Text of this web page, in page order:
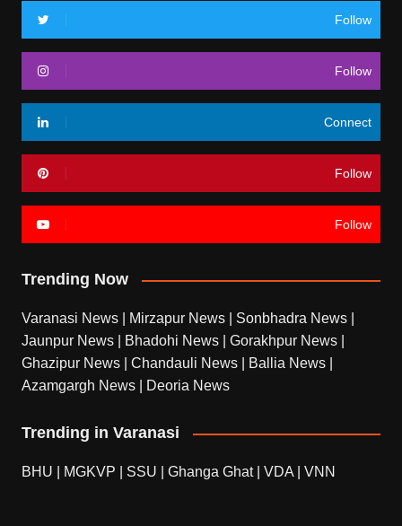
Follow
Follow
Connect
Follow
Follow
Trending Now
Varanasi News Mirzapur News Sonbhadra News
Jaunpur News
Bhadohi News Gorakhpur News
Ghazipur News
Chandauli News Ballia News
Azamgargh News
Deoria News
Trending in Varanasi
BHU MGKVP SSU Ghanga Ghat| VDA VNN